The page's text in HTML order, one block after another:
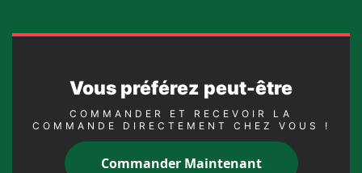
Vous préférez peut-être
COMMANDER ET RECEVOIR LA
COMMANDE DIRECTEMENT CHEZ VOUS !
Commander Maintenant